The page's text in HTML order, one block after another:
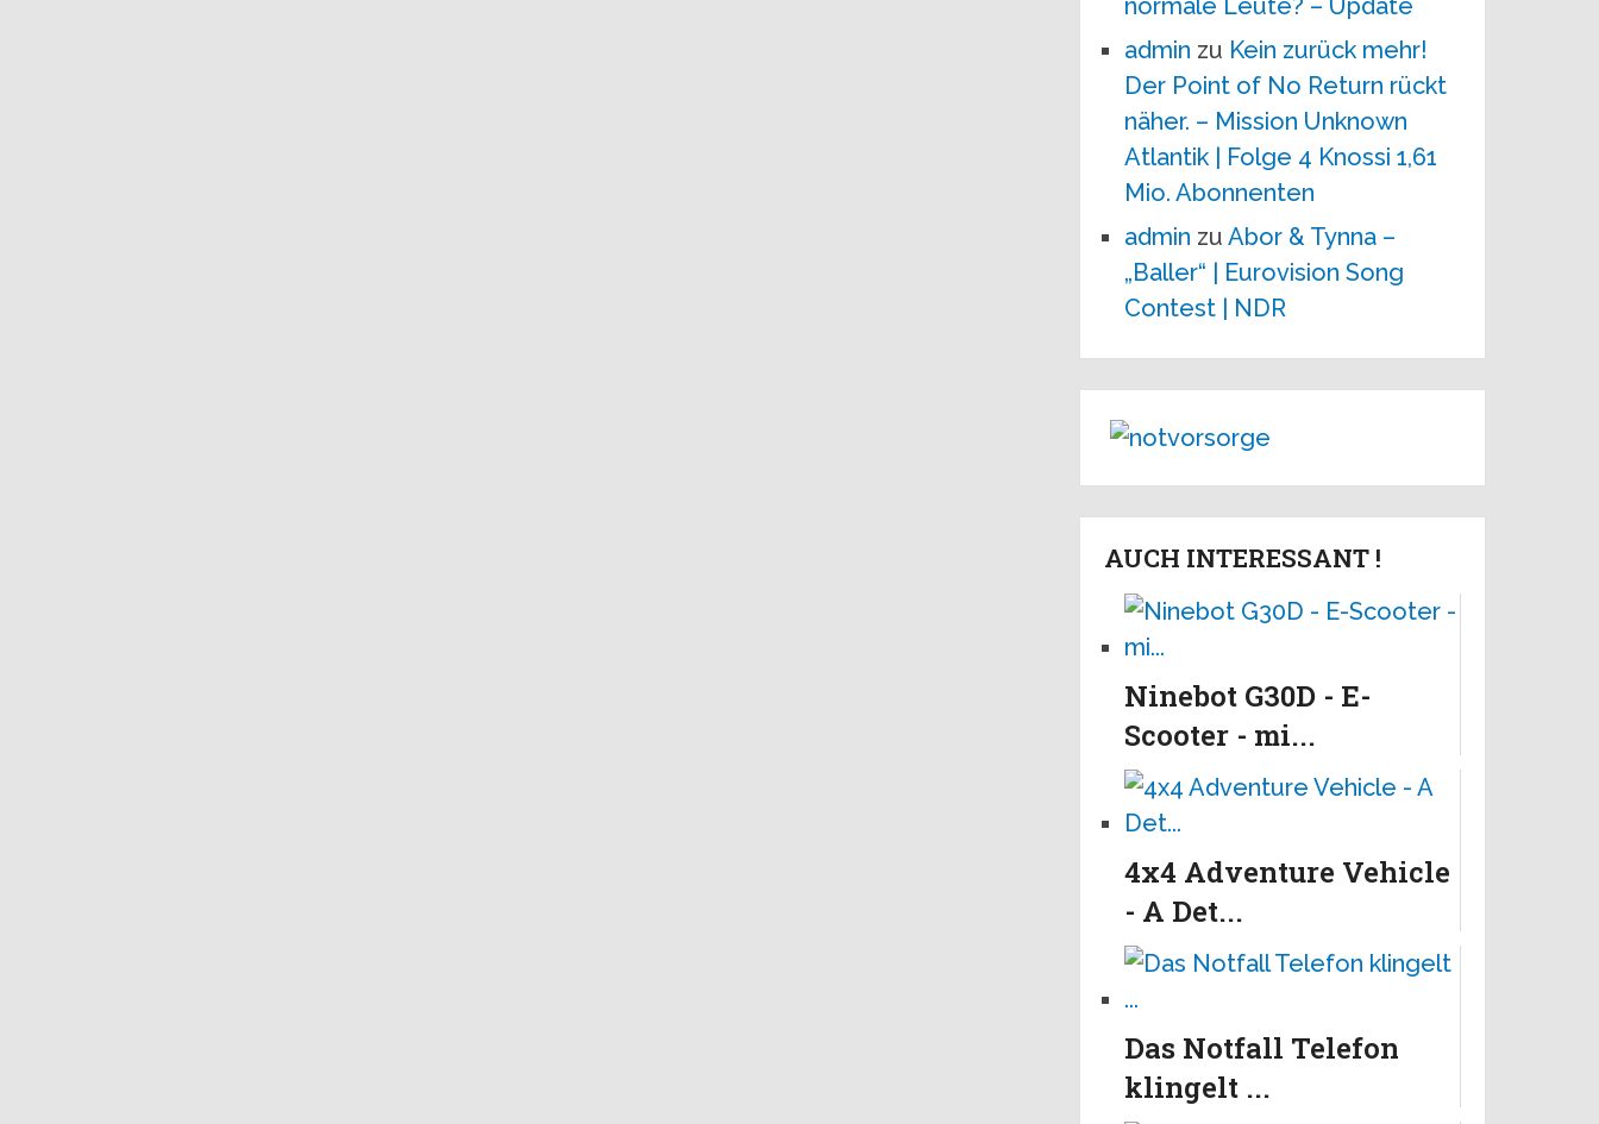
normale Leute? – Update
admin zu Kein zurück mehr!
Der Point of No Return rückt
näher. – Mission Unknown
Atlantik | Folge 4 Knossi 1,61
Mio. Abonnenten
admin zuAbor & Tynna –
„Baller“ | Eurovision Song
Contest | NDR
AUCH INTERESSANT !
Ninebot G30D - E-
Scooter - mi...
4x4 Adventure Vehicle
- A Det...
Das Notfall Telefon
klingelt ...